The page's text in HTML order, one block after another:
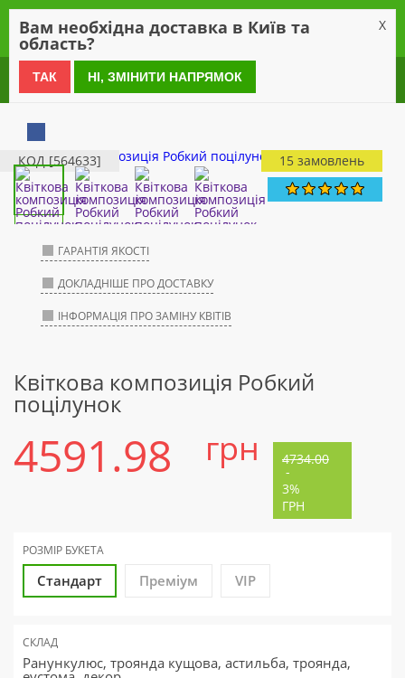
0 800 21 54 55
КОД [564633] 15 замовлень
ГАРАНТІЯ ЯКОСТІ
ДОКЛАДНІШЕ ПРО ДОСТАВКУ
ІНФОРМАЦІЯ ПРО ЗАМІНУ КВІТІВ
Квіткова композиція Робкий
поцілунок
4591.98 грн 4734.00
-
3%
ГРН
РОЗМІР БУКЕТА
Стандарт Преміум VIP
СКЛАД
Ранункулюс, троянда кущова, астильба, троянда,
Вам необхідна доставка в Київ та
область?
X
ТАК НІ, ЗМІНИТИ НАПРЯМОК